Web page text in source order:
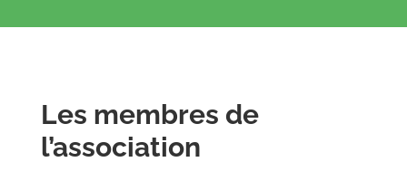
Les membres de
l’association